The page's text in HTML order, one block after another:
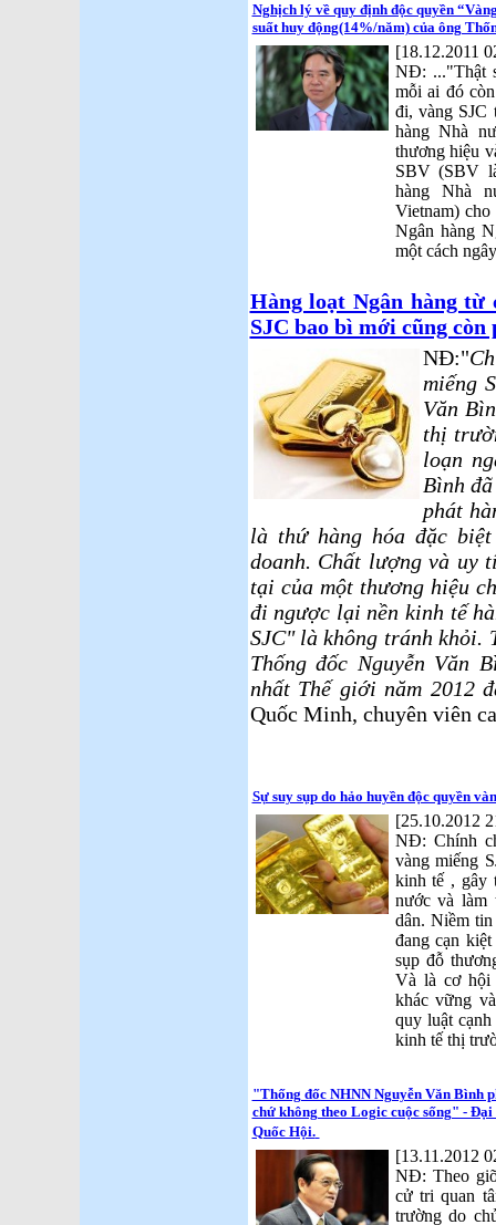
Nghịch lý về quy định độc quyền
suất huy động(14%/năm) của ông
[18.12.2011
NĐ: ..."Thật
mỗi ai đó
đi, vàng SJC
hàng Nhà
thương hiệu
SBV (SBV
hàng Nhà
Vietnam)
Ngân hàng
một cách
Hàng loạt Ngân hàng từ
SJC bao bì mới cũng còn
NĐ:"
miếng
Văn
thị
loạn
Bình
phát
là thứ hàng hóa đặc
doanh. Chất lượng và uy
tại của một thương hiệu
đi ngược lại nền kinh tế
SJC" là không tránh khỏi.
Thống đốc Nguyễn Văn
nhất Thế giới năm 2012
Quốc Minh, chuyên viên
Sự suy sụp do hảo huyền độc quyền
[25.10.2012
NĐ: Chính
vàng miếng
kinh tế , gây
nước và làm
dân. Niềm
đang cạn
sụp đỗ
Và là cơ hội
khác vững
quy luật
kinh tế thị
"Thống đốc NHNN Nguyễn Văn Bình
chứ không theo Logic cuộc sống" -
Quốc Hội.
[13.11.2012
NĐ: Theo
cử tri quan
trường do